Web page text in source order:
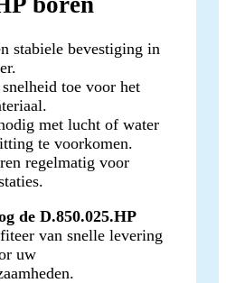
stabiele bevestiging in
toe voor het
met lucht of water
te voorkomen.
regelmatig voor
de D.850.025.HP
van snelle levering
uw